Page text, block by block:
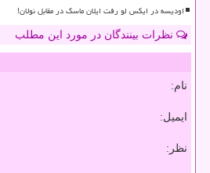
اودیسه در ایکس لو رفت ایلان ماسک در مقابل نولان!
نظرات بینندگان در مورد این مطلب
نام:
ایمیل:
نظر: